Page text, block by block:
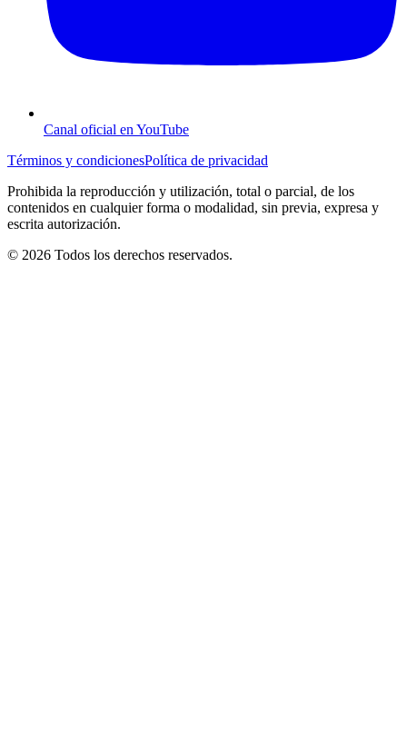
Canal oficial en YouTube
Términos y condicionesPolítica de privacidad
Prohibida la reproducción y utilización, total o parcial, de los
contenidos en cualquier forma o modalidad, sin previa, expresa y
escrita autorización.
© 2026 Todos los derechos reservados.